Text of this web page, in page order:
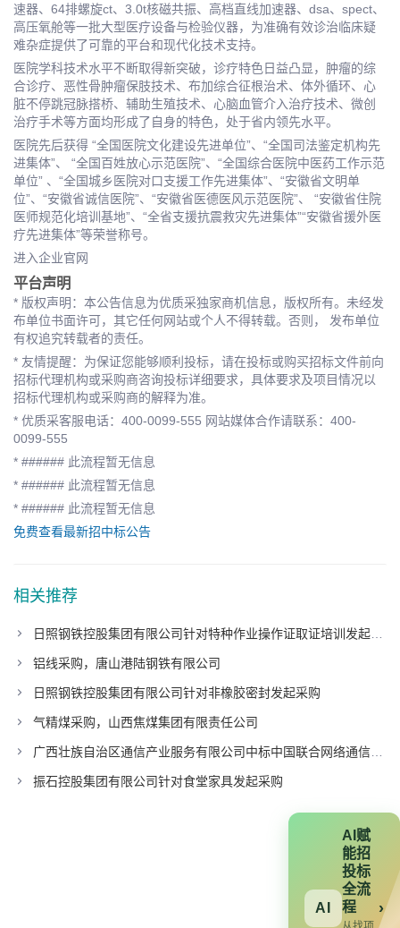
速器、64排螺旋ct、3.0t核磁共振、高档直线加速器、dsa、spect、
高压氧舱等一批大型医疗设备与检验仪器，为准确有效诊治临床疑
难杂症提供了可靠的平台和现代化技术支持。
医院学科技术水平不断取得新突破，诊疗特色日益凸显，肿瘤的综
合诊疗、恶性骨肿瘤保肢技术、布加综合征根治术、体外循环、心
脏不停跳冠脉搭桥、辅助生殖技术、心脑血管介入治疗技术、微创
治疗手术等方面均形成了自身的特色，处于省内领先水平。
医院先后获得 “全国医院文化建设先进单位”、“全国司法鉴定机构先
进集体”、 “全国百姓放心示范医院”、“全国综合医院中医药工作示范
单位” 、“全国城乡医院对口支援工作先进集体”、“安徽省文明单
位”、“安徽省诚信医院”、“安徽省医德医风示范医院”、 “安徽省住院
医师规范化培训基地”、“全省支援抗震救灾先进集体”“安徽省援外医
疗先进集体”等荣誉称号。
进入企业官网
平台声明
* 版权声明：本公告信息为优质采独家商机信息，版权所有。未经发
布单位书面许可，其它任何网站或个人不得转载。否则， 发布单位
有权追究转载者的责任。
* 友情提醒：为保证您能够顺利投标，请在投标或购买招标文件前向
招标代理机构或采购商咨询投标详细要求，具体要求及项目情况以
招标代理机构或采购商的解释为准。
* 优质采客服电话：400-0099-555 网站媒体合作请联系：400-
0099-555
* ###### 此流程暂无信息
* ###### 此流程暂无信息
* ###### 此流程暂无信息
免费查看最新招中标公告
相关推荐
日照钢铁控股集团有限公司针对特种作业操作证取证培训发起采购
铝线采购，唐山港陆钢铁有限公司
日照钢铁控股集团有限公司针对非橡胶密封发起采购
气精煤采购，山西焦煤集团有限责任公司
广西壮族自治区通信产业服务有限公司中标中国联合网络通信有限公司广东省分公司项目
振石控股集团有限公司针对食堂家具发起采购
AI
AI赋
能招
投标
全流
程
›